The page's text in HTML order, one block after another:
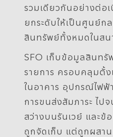
รวมเดียวกันอย่างต่อ
ยกระดับให้เป็นศูนย์ก
สินทรัพย์ทั้งหมดในส
SFO เก็บข้อมูลสินท
รายการ ครอบคลุมตั้ง
ในอาคาร อุปกรณ์ไฟฟ้
การขนส่งสัมภาระ ไ
สว่างบนรันเวย์ และข้
ถูกจัดเก็บ แต่ถูกผสาน